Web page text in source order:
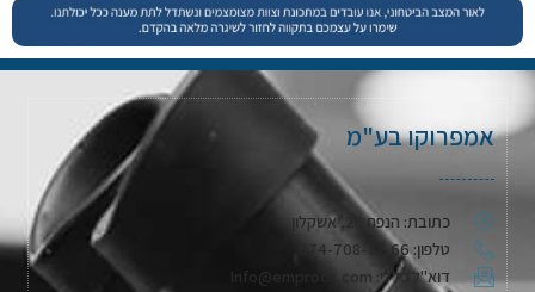
אמפרוקו בע"מ
כתובת: הנפח 28, אשקלון
טלפון: 074-708-71-66
דוא"ל כללי: Info@emproco.com